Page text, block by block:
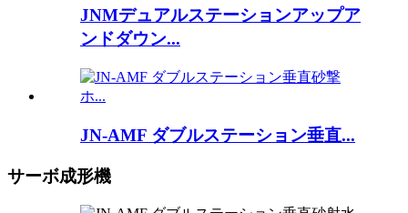
JNMデュアルステーションアップア
ンドダウン...
JN-AMF ダブルステーション垂直...
サーボ成形機